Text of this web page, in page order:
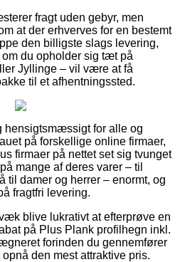
fragt uden gebyr, men
at der erhverves for en bestemt
den billigste slags levering,
du opholder sig tæt på
Jyllinge – vil være at få
til et afhentningssted.
hensigtsmæssigt for alle og
på forskellige online firmaer,
firmaer på nettet set sig tvunget
mange af deres varer – til
til damer og herrer – enormt, og
fragtfri levering.
blive lukrativt at efterprøve en
på Plus Plank profilhegn inkl.
forinden du gennemfører
den mest attraktive pris.